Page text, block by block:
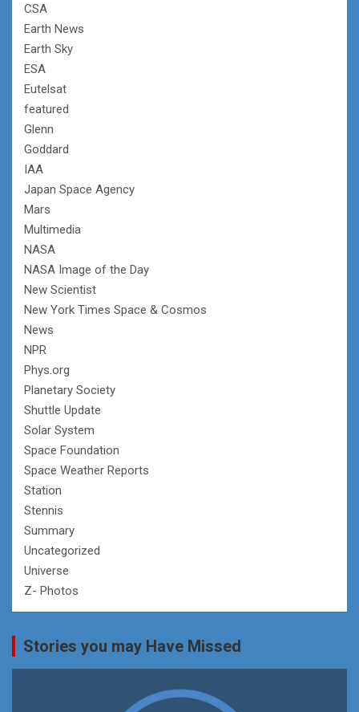
CSA
Earth News
Earth Sky
ESA
Eutelsat
featured
Glenn
Goddard
IAA
Japan Space Agency
Mars
Multimedia
NASA
NASA Image of the Day
New Scientist
New York Times Space & Cosmos
News
NPR
Phys.org
Planetary Society
Shuttle Update
Solar System
Space Foundation
Space Weather Reports
Station
Stennis
Summary
Uncategorized
Universe
Z- Photos
Stories you may Have Missed